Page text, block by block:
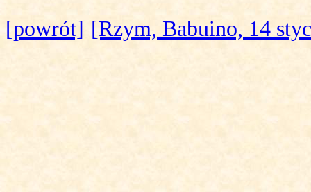
[powrót] [Rzym, Babuino, 14